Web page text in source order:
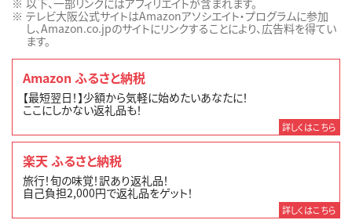
以下、一部リンクにはアフィリエイトが含まれます。
テレビ大阪公式サイトはAmazonアソシエイト・プログラムに参加
し、Amazon.co.jpのサイトにリンクすることにより、広告料を得てい
ます。
Amazon ふるさと納税
【最短翌日！】少額から気軽に始めたいあなたに！
ここにしかない返礼品も！
詳しくはこちら
楽天 ふるさと納税
旅行！旬の味覚！訳あり返礼品！
自己負担2,000円で返礼品をゲット！
詳しくはこちら